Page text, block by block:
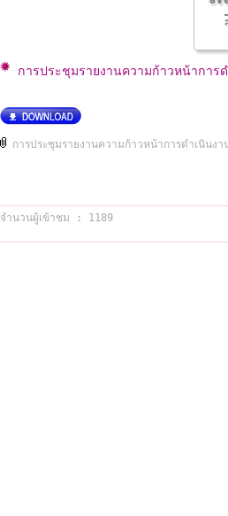
การประชุมรายงานความก้าวหน้ากา
การประชุมรายงานความก้าวหน้าการดำเนินง
จำนวนผู้เข้าชม : 1189